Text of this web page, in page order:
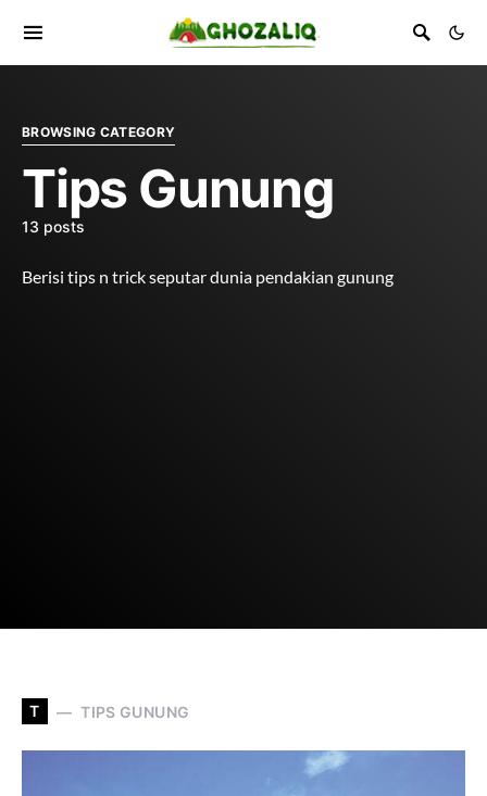
BROWSING CATEGORY
Tips Gunung
13 posts
Berisi tips n trick seputar dunia pendakian gunung
T TIPS GUNUNG